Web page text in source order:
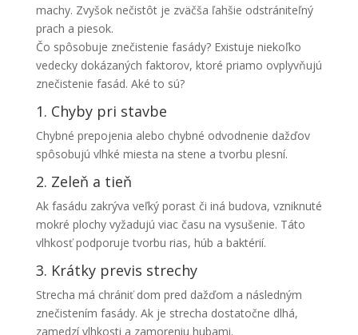
machy. Zvyšok nečistôt je zväčša ľahšie odstrániteľný
prach a piesok.
Čo spôsobuje znečistenie fasády? Existuje niekoľko
vedecky dokázaných faktorov, ktoré priamo ovplyvňujú
znečistenie fasád. Aké to sú?
1. Chyby pri stavbe
Chybné prepojenia alebo chybné odvodnenie dažďov
spôsobujú vlhké miesta na stene a tvorbu plesní.
2. Zeleň a tieň
Ak fasádu zakrýva veľký porast či iná budova, vzniknuté
mokré plochy vyžadujú viac času na vysušenie. Táto
vlhkosť podporuje tvorbu rias, húb a baktérií.
3. Krátky previs strechy
Strecha má chrániť dom pred dažďom a následným
znečistením fasády. Ak je strecha dostatočne dlhá,
zamedzí vlhkosti a zamoreniu hubami.